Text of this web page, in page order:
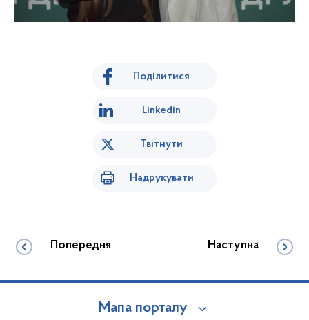
Поділитися
Linkedin
Твітнути
Надрукувати
Попередня Наступна
Мапа порталу